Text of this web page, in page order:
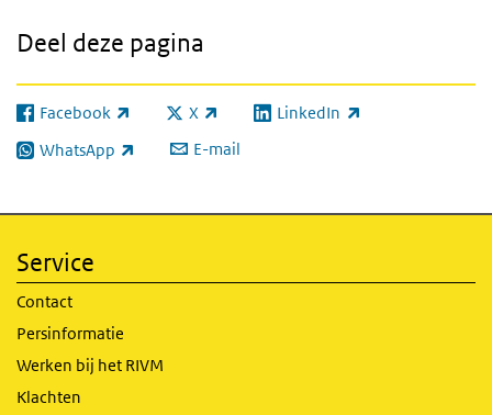
Deel deze pagina
Facebook
(externe link) X
(externe link) LinkedIn
(externe link)
WhatsApp
(externe link) E-mail
Service
Contact
Persinformatie
Werken bij het RIVM
Klachten